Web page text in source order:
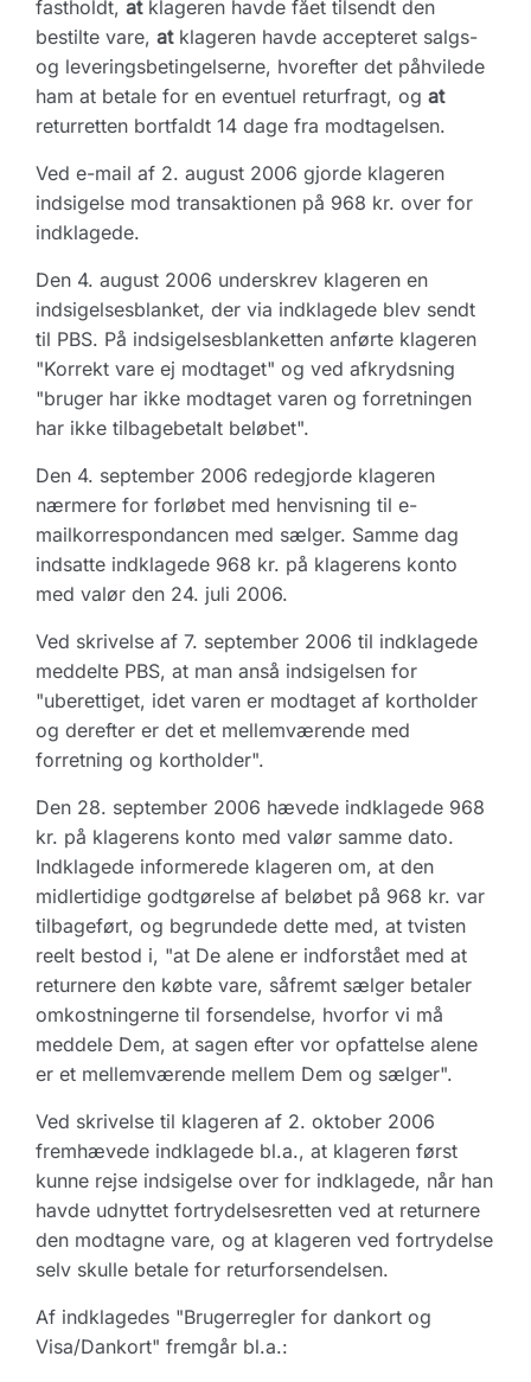
fastholdt, atklageren havde fået tilsendt den
bestilte vare, atklageren havde accepteret salgs-
og leveringsbetingelserne, hvorefter det påhvilede
ham at betale for en eventuel returfragt, og at
returretten bortfaldt 14 dage fra modtagelsen.
Ved e-mail af 2. august 2006 gjorde klageren
indsigelse mod transaktionen på 968 kr. over for
indklagede.
Den 4. august 2006 underskrev klageren en
indsigelsesblanket, der via indklagede blev sendt
til PBS. På indsigelsesblanketten anførte klageren
"Korrekt vare ej modtaget" og ved afkrydsning
"bruger har ikke modtaget varen og forretningen
har ikke tilbagebetalt beløbet".
Den 4. september 2006 redegjorde klageren
nærmere for forløbet med henvisning til e-
mailkorrespondancen med sælger. Samme dag
indsatte indklagede 968 kr. på klagerens konto
med valør den 24. juli 2006.
Ved skrivelse af 7. september 2006 til indklagede
meddelte PBS, at man anså indsigelsen for
"uberettiget, idet varen er modtaget af kortholder
og derefter er det et mellemværende med
forretning og kortholder".
Den 28. september 2006 hævede indklagede 968
kr. på klagerens konto med valør samme dato.
Indklagede informerede klageren om, at den
midlertidige godtgørelse af beløbet på 968 kr. var
tilbageført, og begrundede dette med, at tvisten
reelt bestod i, "at De alene er indforstået med at
returnere den købte vare, såfremt sælger betaler
omkostningerne til forsendelse, hvorfor vi må
meddele Dem, at sagen efter vor opfattelse alene
er et mellemværende mellem Dem og sælger".
Ved skrivelse til klageren af 2. oktober 2006
fremhævede indklagede bl.a., at klageren først
kunne rejse indsigelse over for indklagede, når han
havde udnyttet fortrydelsesretten ved at returnere
den modtagne vare, og at klageren ved fortrydelse
selv skulle betale for returforsendelsen.
Af indklagedes "Brugerregler for dankort og
Visa/Dankort" fremgår bl.a.: